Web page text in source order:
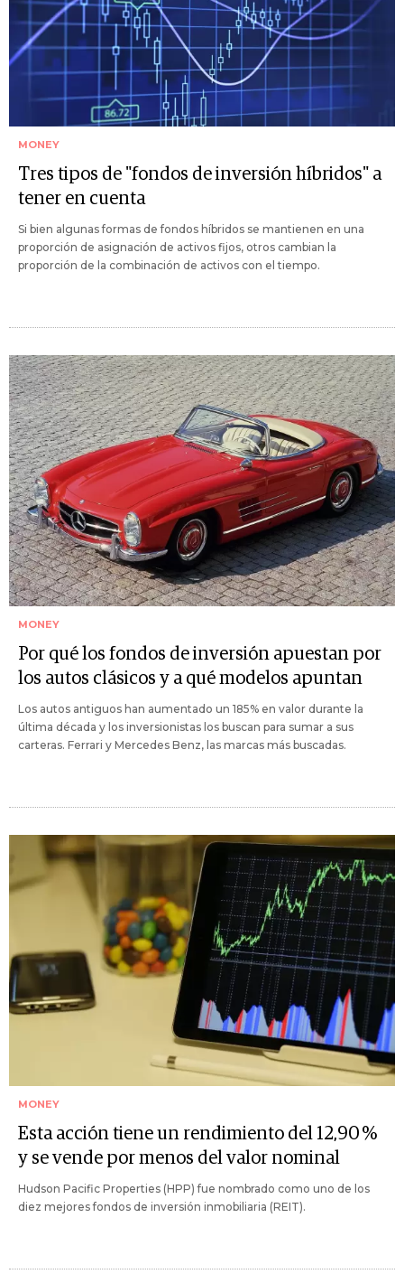
MONEY
Tres tipos de "fondos de inversión híbridos" a
tener en cuenta
Si bien algunas formas de fondos híbridos se mantienen en una
proporción de asignación de activos fijos, otros cambian la
proporción de la combinación de activos con el tiempo.
MONEY
Por qué los fondos de inversión apuestan por
los autos clásicos y a qué modelos apuntan
Los autos antiguos han aumentado un 185% en valor durante la
última década y los inversionistas los buscan para sumar a sus
carteras. Ferrari y Mercedes Benz, las marcas más buscadas.
MONEY
Esta acción tiene un rendimiento del 12,90 %
y se vende por menos del valor nominal
Hudson Pacific Properties (HPP) fue nombrado como uno de los
diez mejores fondos de inversión inmobiliaria (REIT).